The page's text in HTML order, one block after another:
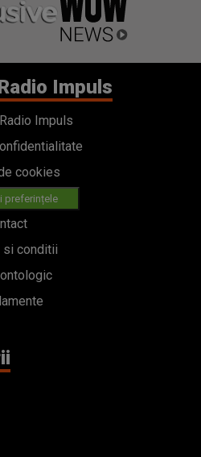
Impuls
Impuls
cookies
preferințele
si conditii